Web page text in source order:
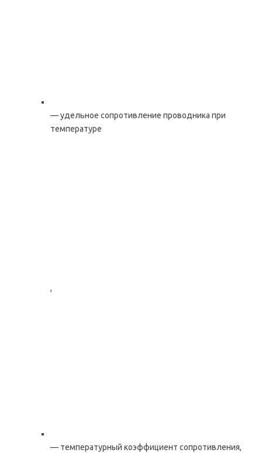
— удельное сопротивление проводника при
температуре
,
— температурный коэффициент сопротивления,